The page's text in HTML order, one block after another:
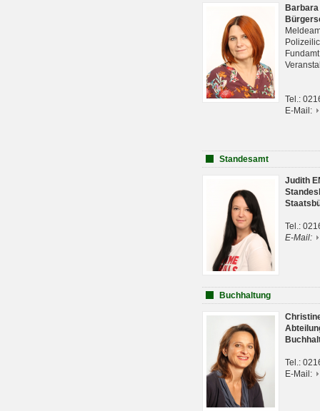
Tel.:
E-Mail:
Standesamt
Judith
Tel.:
E-Mail:
Buchhaltung
Tel.:
E-Mail: